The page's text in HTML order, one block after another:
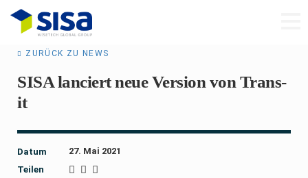
ZURÜCK ZU NEWS
SISA lanciert neue Version von Trans-
it
Datum
27. Mai 2021
Teilen